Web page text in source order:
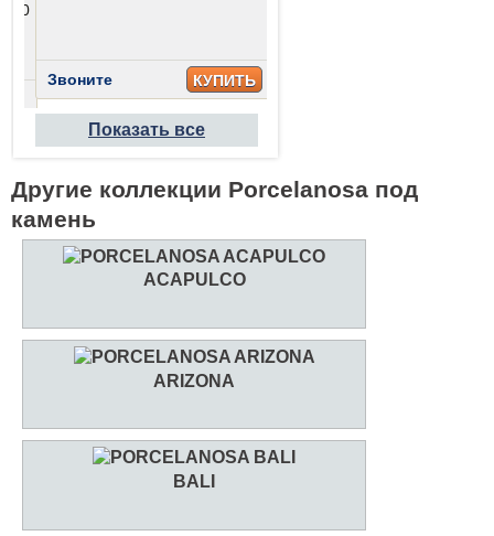
Звоните КУПИТЬ
Показать все
Другие коллекции Porcelanosa под
камень
ACAPULCO
ARIZONA
BALI